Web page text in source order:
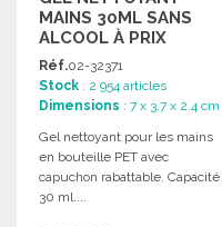
MAINS 30ML SANS
ALCOOL À PRIX
GROSSISTE
Réf.02-32371
Stock : 2 954 articles
Dimensions : 7 x 3.7 x 2.4 cm
Gel nettoyant pour les mains
en bouteille PET avec
capuchon rabattable. Capacité
30 ml....